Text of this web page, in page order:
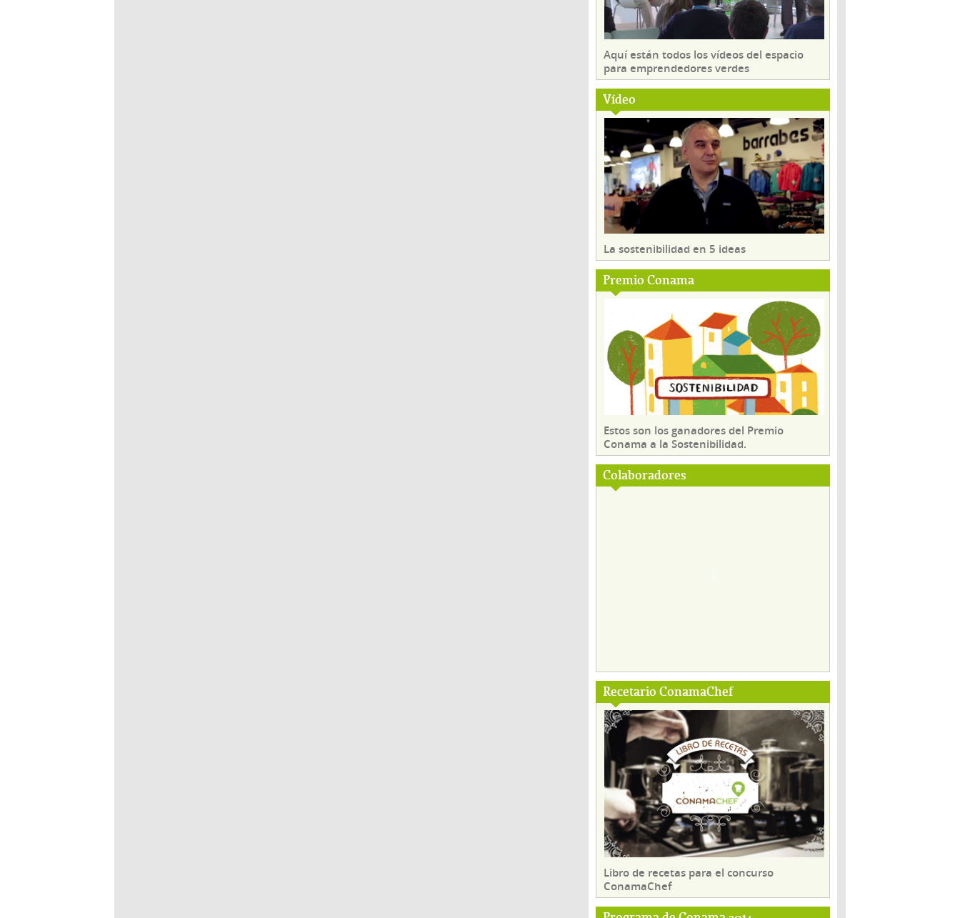
Aquí están todos los vídeos del espacio
para emprendedores verdes
Vídeo
La sostenibilidad en 5 ideas
Premio Conama
Estos son los ganadores del Premio
Conama a la Sostenibilidad.
Colaboradores
Recetario ConamaChef
Libro de recetas para el concurso
ConamaChef